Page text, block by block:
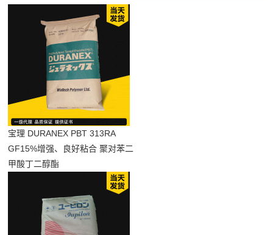
签
宝理 DURANEX PBT 313RA
GF15%增强、良好粘合 聚对苯二
甲酸丁二醇酯